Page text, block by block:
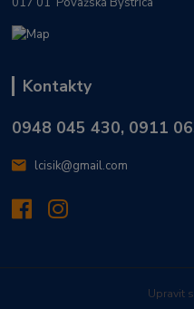
Kontakty
0948 045 430, 0911
lcisik@gmail.com
Upravit